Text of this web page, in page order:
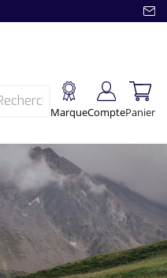
MarqueComptePanier